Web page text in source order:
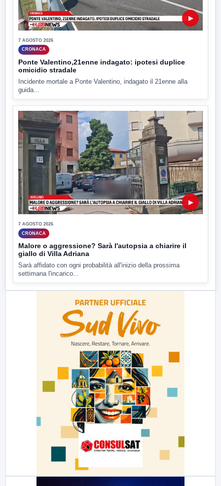
▶
7 AGOSTO 2026
CRONACA
Ponte Valentino,21enne indagato: ipotesi duplice
omicidio stradale
Incidente mortale a Ponte Valentino, indagato il 21enne alla
guida...
▶
7 AGOSTO 2026
CRONACA
Malore o aggressione? Sarà l'autopsia a chiarire il
giallo di Villa Adriana
Sarà affidato con ogni probabilità all'inizio della prossima
settimana l'incarico...